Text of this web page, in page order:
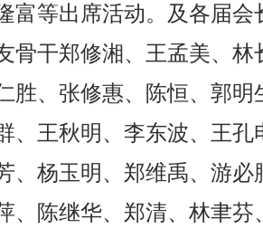
富等出席活动。及各届会
骨干郑修湘、王孟美、林
胜、张修惠、陈恒、郭明
、王秋明、李东波、王孔
、杨玉明、郑维禹、游必
、陈继华、郑清、林聿芬